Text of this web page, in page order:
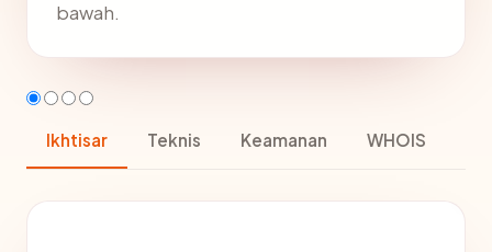
bawah.
Ikhtisar Teknis Keamanan WHOIS